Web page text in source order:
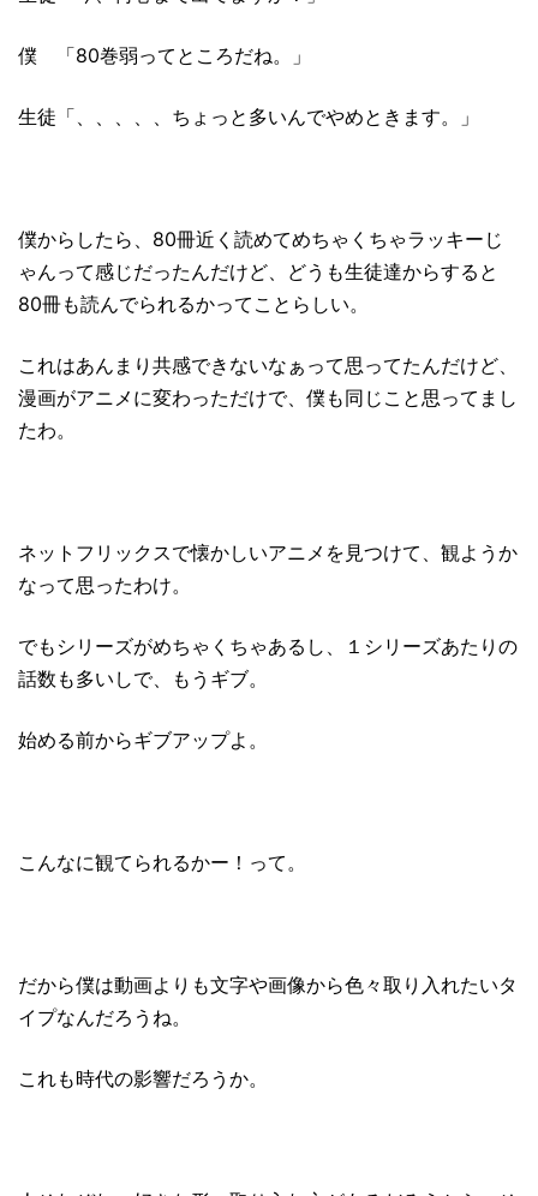
僕 「80巻弱ってところだね。」
生徒「、、、、、ちょっと多いんでやめときます。」
僕からしたら、80冊近く読めてめちゃくちゃラッキーじ
ゃんって感じだったんだけど、どうも生徒達からすると
80冊も読んでられるかってことらしい。
これはあんまり共感できないなぁって思ってたんだけど、
漫画がアニメに変わっただけで、僕も同じこと思ってまし
たわ。
ネットフリックスで懐かしいアニメを見つけて、観ようか
なって思ったわけ。
でもシリーズがめちゃくちゃあるし、１シリーズあたりの
話数も多いしで、もうギブ。
始める前からギブアップよ。
こんなに観てられるかー！って。
だから僕は動画よりも文字や画像から色々取り入れたいタ
イプなんだろうね。
これも時代の影響だろうか。